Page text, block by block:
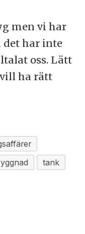
men vi har
har inte
oss. Lätt
ha rätt
tank